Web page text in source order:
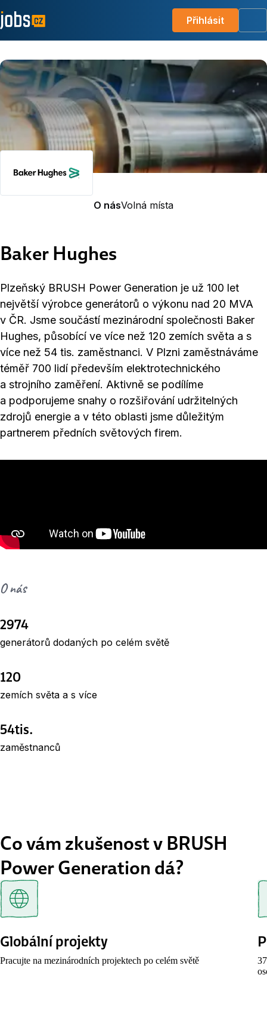
Přihlásit
O násVolná místa
Baker Hughes
Plzeňský BRUSH Power Generation je už 100 let
největší výrobce generátorů o výkonu nad 20 MVA
v ČR. Jsme součástí mezinárodní společnosti Baker
Hughes, působící ve více než 120 zemích světa a s
více než 54 tis. zaměstnanci. V Plzni zaměstnáváme
téměř 700 lidí především elektrotechnického
a strojního zaměření. Aktivně se podílíme
a podporujeme snahy o rozšiřování udržitelných
zdrojů energie a v této oblasti jsme důležitým
partnerem předních světových firem.
O nás
2974
generátorů dodaných po celém světě
120
zemích světa a s více
54tis.
zaměstnanců
Co vám zkušenost v BRUSH
Power Generation dá?
Globální projekty
Pracujte na mezinárodních projektech po celém světě